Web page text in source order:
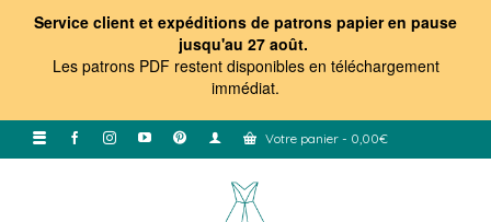
Service client et expéditions de patrons papier en pause
jusqu'au 27 août.
Les patrons PDF restent disponibles en téléchargement
immédiat.
Votre panier - 0,00€